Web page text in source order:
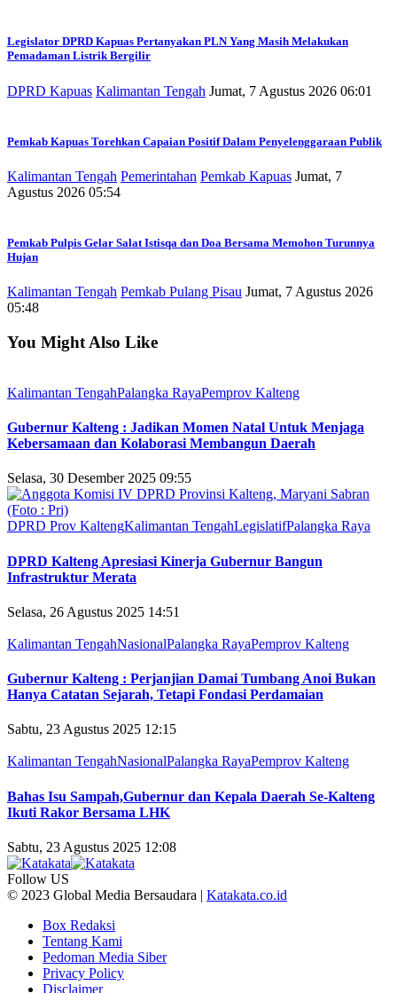
Legislator DPRD Kapuas Pertanyakan PLN Yang Masih Melakukan
Pemadaman Listrik Bergilir
DPRD Kapuas Kalimantan Tengah Jumat, 7 Agustus 2026 06:01
Pemkab Kapuas Torehkan Capaian Positif Dalam Penyelenggaraan Publik
Kalimantan Tengah Pemerintahan Pemkab Kapuas Jumat, 7
Agustus 2026 05:54
Pemkab Pulpis Gelar Salat Istisqa dan Doa Bersama Memohon Turunnya
Hujan
Kalimantan Tengah Pemkab Pulang Pisau Jumat, 7 Agustus 2026
05:48
You Might Also Like
Kalimantan TengahPalangka RayaPemprov Kalteng
Gubernur Kalteng : Jadikan Momen Natal Untuk Menjaga
Kebersamaan dan Kolaborasi Membangun Daerah
Selasa, 30 Desember 2025 09:55
DPRD Prov KaltengKalimantan TengahLegislatifPalangka Raya
DPRD Kalteng Apresiasi Kinerja Gubernur Bangun
Infrastruktur Merata
Selasa, 26 Agustus 2025 14:51
Kalimantan TengahNasionalPalangka RayaPemprov Kalteng
Gubernur Kalteng : Perjanjian Damai Tumbang Anoi Bukan
Hanya Catatan Sejarah, Tetapi Fondasi Perdamaian
Sabtu, 23 Agustus 2025 12:15
Kalimantan TengahNasionalPalangka RayaPemprov Kalteng
Bahas Isu Sampah,Gubernur dan Kepala Daerah Se-Kalteng
Ikuti Rakor Bersama LHK
Sabtu, 23 Agustus 2025 12:08
Follow US
© 2023 Global Media Bersaudara | Katakata.co.id
Box Redaksi
Tentang Kami
Pedoman Media Siber
Privacy Policy
Disclaimer